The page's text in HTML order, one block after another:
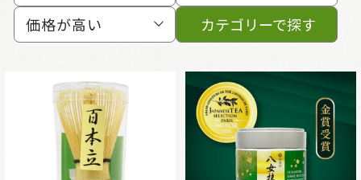
価格が高い
カテゴリーで探す